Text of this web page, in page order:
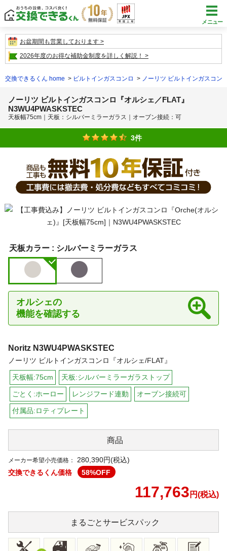
メニュー
お盆期間も営業しております
2026年度のお得な補助金制度を詳しく解説！
交換できるくん home ビルトインガスコンロ ノーリツ ビルトインガスコン
ノーリツ ビルトインガスコンロ『オルシェ／FLAT』
N3WU4PWASKSTEC
天板幅75cm｜天板：シルバーミラーガラス｜オーブン接続：可
3件
天板カラー : シルバーミラーガラス
オルシェの
機能を確認する
Noritz N3WU4PWASKSTEC
ノーリツ ビルトインガスコンロ『オルシェ/FLAT』
天板幅:75cm 天板:シルバーミラーガラストップ
ごとく:ホーロー レンジフード連動 オーブン接続可
付属品:ロティプレート
商品
メーカー希望小売価格：
280,390円(税込)
交換できるくん価格
58%OFF
117,763 円(税込)
まるごとサービスパック